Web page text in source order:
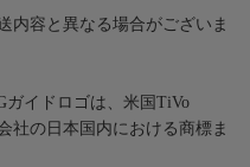
内容と異なる場合がございま
ガイドロゴは、米国TiVo
社の日本国内における商標ま